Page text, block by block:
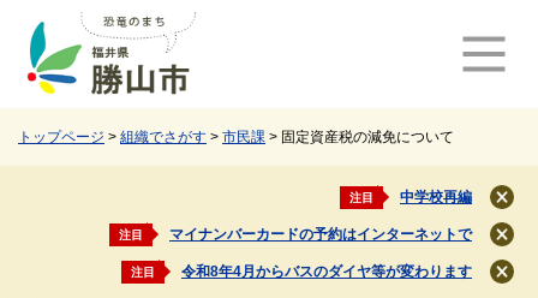
トップページ > 組織でさがす > 市民課 > 固定資産税の減免について
注目 中学校再編
閉
じ
る
注目 マイナンバーカードの予約はインターネットで
閉
じ
る
注目 令和8年4月からバスのダイヤ等が変わります
閉